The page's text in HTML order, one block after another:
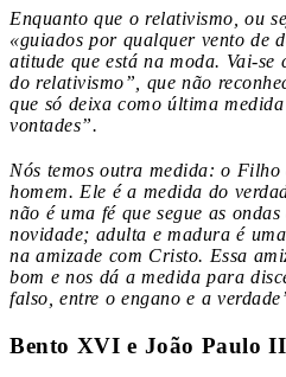
Enquanto que o relativismo, ou
«guiados por qualquer vento de
atitude que está na moda. Vai-
do relativismo”, que não
que só deixa como última
vontades”.
Nós temos outra medida: o Filho
homem. Ele é a medida do
não é uma fé que segue as
novidade; adulta e madura é
na amizade com Cristo. Essa
bom e nos dá a medida para
falso, entre o engano e a
Bento XVI e João Paulo II